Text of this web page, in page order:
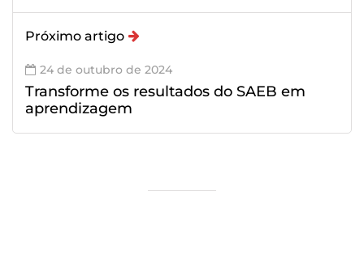
Próximo artigo
24 de outubro de 2024
Transforme os resultados do SAEB em
aprendizagem